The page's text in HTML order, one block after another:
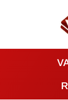
ASAYİŞ
BİLİM
Van
Van
Van